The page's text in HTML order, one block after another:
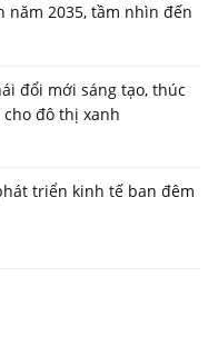
năm 2035, tầm nhìn đến
đổi mới sáng tạo, thúc
đô thị xanh
triển kinh tế ban đêm